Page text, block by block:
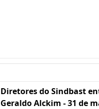
Diretores do Sindbast
Geraldo Alckim - 31 de